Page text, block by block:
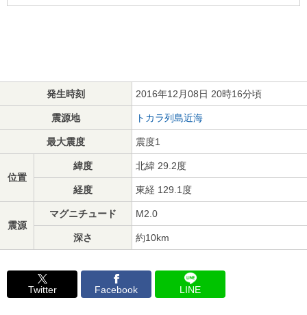
発生時刻 2016年12月08日 20時16分頃
震源地 トカラ列島近海
最大震度 震度1
位置
緯度 北緯 29.2度
経度 東経 129.1度
震源
マグニチュード M2.0
深さ 約10km
Twitter Facebook LINE